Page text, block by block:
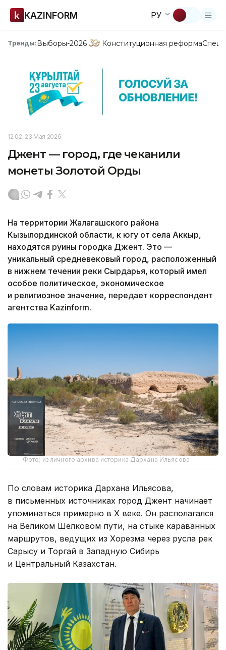
KAZINFORM РУ
Тренды:Выборы-2026 Конституционная реформа
12:02, 23 Мая 2026
Джент — город, где чеканили
монеты Золотой Орды
На территории Жалагашского района
Кызылординской области, к югу от села Аккыр,
находятся руины городка Джент. Это —
уникальный средневековый город, расположенный
в нижнем течении реки Сырдарья, который имел
особое политическое, экономическое
и религиозное значение, передает корреспондент
агентства Kazinform.
Фото; из личного архива историка Дархана Ильясова
По словам историка Дархана Ильясова,
в письменных источниках город Джент начинает
упоминаться примерно в X веке. Он располагался
на Великом Шелковом пути, на стыке караванных
маршрутов, ведущих из Хорезма через русла рек
Сарысу и Торгай в Западную Сибирь
и Центральный Казахстан.